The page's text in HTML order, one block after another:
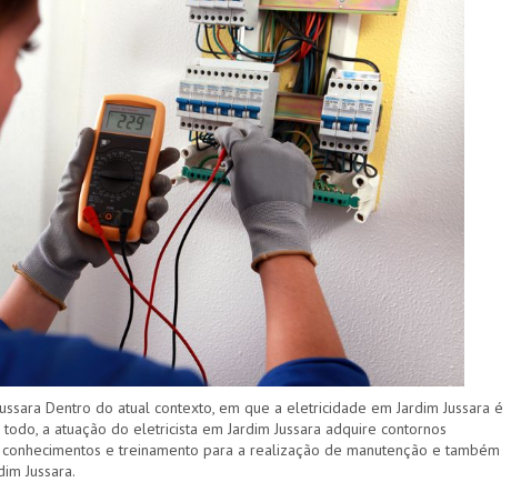
Dentro do atual contexto, em que a eletricidade em Jardim Jussara é
a atuação do eletricista em Jardim Jussara adquire contornos
e treinamento para a realização de manutenção e também
Jussara.